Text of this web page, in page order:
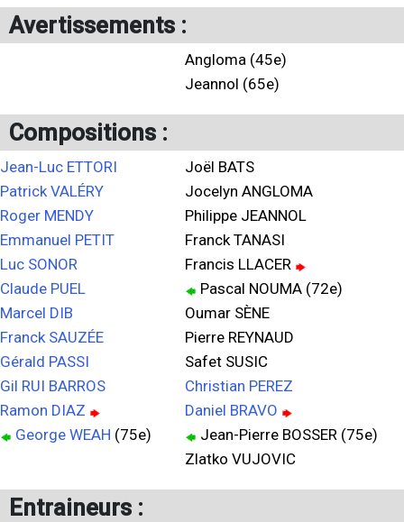
Avertissements :
Angloma (45e)
Jeannol (65e)
Compositions :
Jean-Luc ETTORI
Patrick VALÉRY
Roger MENDY
Emmanuel PETIT
Luc SONOR
Claude PUEL
Marcel DIB
Franck SAUZÉE
Gérald PASSI
Gil RUI BARROS
Ramon DIAZ
George WEAH (75e)
Joël BATS
Jocelyn ANGLOMA
Philippe JEANNOL
Franck TANASI
Francis LLACER
Pascal NOUMA (72e)
Oumar SÈNE
Pierre REYNAUD
Safet SUSIC
Christian PEREZ
Daniel BRAVO
Jean-Pierre BOSSER (75e)
Zlatko VUJOVIC
Entraineurs :